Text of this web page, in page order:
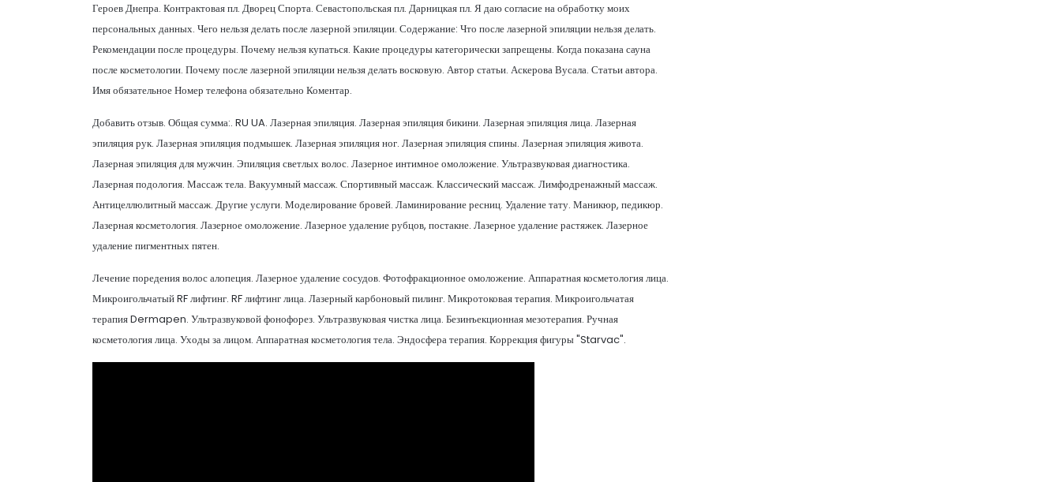
Героев Днепра. Контрактовая пл. Дворец Спорта. Севастопольская пл. Дарницкая пл. Я даю согласие на обработку моих
персональных данных. Чего нельзя делать после лазерной эпиляции. Содержание: Что после лазерной эпиляции нельзя делать.
Рекомендации после процедуры. Почему нельзя купаться. Какие процедуры категорически запрещены. Когда показана сауна
после косметологии. Почему после лазерной эпиляции нельзя делать восковую. Автор статьи. Аскерова Вусала. Статьи автора.
Имя обязательное Номер телефона обязательно Коментар.
Добавить отзыв. Общая сумма:. RU UA. Лазерная эпиляция. Лазерная эпиляция бикини. Лазерная эпиляция лица. Лазерная
эпиляция рук. Лазерная эпиляция подмышек. Лазерная эпиляция ног. Лазерная эпиляция спины. Лазерная эпиляция живота.
Лазерная эпиляция для мужчин. Эпиляция светлых волос. Лазерное интимное омоложение. Ультразвуковая диагностика.
Лазерная подология. Массаж тела. Вакуумный массаж. Спортивный массаж. Классический массаж. Лимфодренажный массаж.
Антицеллюлитный массаж. Другие услуги. Моделирование бровей. Ламинирование ресниц. Удаление тату. Маникюр, педикюр.
Лазерная косметология. Лазерное омоложение. Лазерное удаление рубцов, постакне. Лазерное удаление растяжек. Лазерное
удаление пигментных пятен.
Лечение поредения волос алопеция. Лазерное удаление сосудов. Фотофракционное омоложение. Аппаратная косметология лица.
Микроигольчатый RF лифтинг. RF лифтинг лица. Лазерный карбоновый пилинг. Микротоковая терапия. Микроигольчатая
терапия Dermapen. Ультразвуковой фонофорез. Ультразвуковая чистка лица. Безинъекционная мезотерапия. Ручная
косметология лица. Уходы за лицом. Аппаратная косметология тела. Эндосфера терапия. Коррекция фигуры "Starvac".